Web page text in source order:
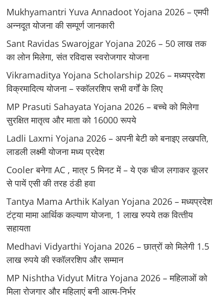
Mukhyamantri Yuva Annadoot Yojana 2026 – एमपी
अन्नदूत योजना की सम्पूर्ण जानकारी
Sant Ravidas Swarojgar Yojana 2026 – 50 लाख तक
का लोन मिलेगा, संत रविदास स्वरोजगार योजना
Vikramaditya Yojana Scholarship 2026 – मध्‍यप्रदेश
विक्रमादित्‍य योजना – स्‍कॉलरशिप सभी वर्गों के लिए
MP Prasuti Sahayata Yojana 2026 – बच्चे को मिलेगा
सुरक्षित मातृत्व और माता को 16000 रूपये
Ladli Laxmi Yojana 2026 – अपनी बेटी को बनाइए लखपति,
लाडली लक्ष्मी योजना मध्य प्रदेश
Cooler बनेगा AC , मात्र 5 मिनट में – ये एक चीज लगाकर कूलर
से पायें एसी की तरह ठंडी हवा
Tantya Mama Arthik Kalyan Yojana 2026 – मध्‍यप्रदेश
टंट्या मामा आर्थिक कल्‍याण योजना, 1 लाख रुपये तक वित्‍तीय
सहायता
Medhavi Vidyarthi Yojana 2026 – छात्रों को मिलेगी 1.5
लाख रुपये की स्कॉलरशिप और सम्मान
MP Nishtha Vidyut Mitra Yojana 2026 – महिलाओं को
मिला रोजगार और महिलाएं बनी आत्म-निर्भर